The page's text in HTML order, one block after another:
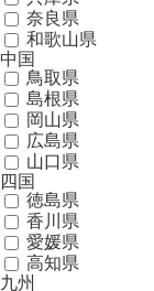
奈良県
和歌山県
中国
鳥取県
島根県
岡山県
広島県
山口県
四国
徳島県
香川県
愛媛県
高知県
九州